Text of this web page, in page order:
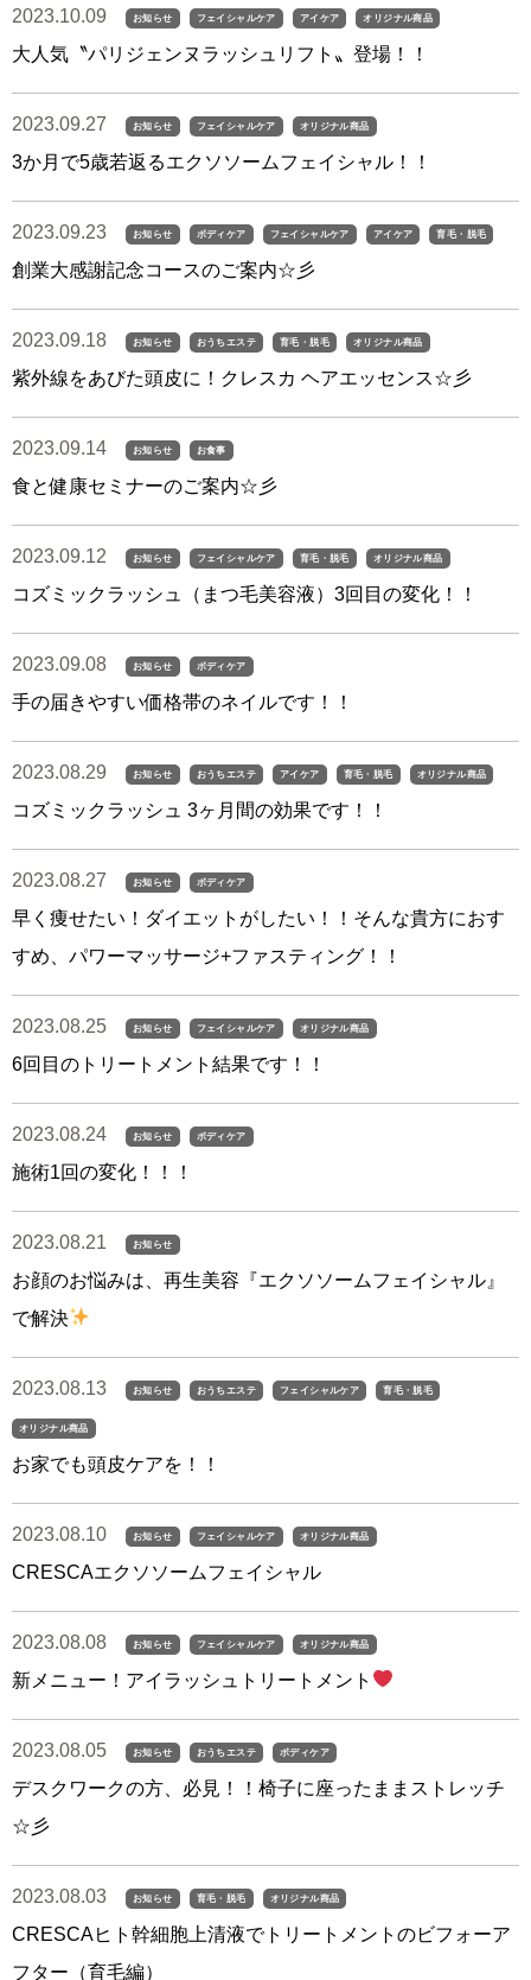
2023.10.09 お知らせ フェイシャルケア アイケア オリジナル商品
大人気〝パリジェンヌラッシュリフト〟登場！！
2023.09.27 お知らせ フェイシャルケア オリジナル商品
3か月で5歳若返るエクソソームフェイシャル！！
2023.09.23 お知らせ ボディケア フェイシャルケア アイケア 育毛・脱毛
創業大感謝記念コースのご案内☆彡
2023.09.18 お知らせ おうちエステ 育毛・脱毛 オリジナル商品
紫外線をあびた頭皮に！クレスカ ヘアエッセンス☆彡
2023.09.14 お知らせ お食事
食と健康セミナーのご案内☆彡
2023.09.12 お知らせ フェイシャルケア 育毛・脱毛 オリジナル商品
コズミックラッシュ（まつ毛美容液）3回目の変化！！
2023.09.08 お知らせ ボディケア
手の届きやすい価格帯のネイルです！！
2023.08.29 お知らせ おうちエステ アイケア 育毛・脱毛 オリジナル商品
コズミックラッシュ 3ヶ月間の効果です！！
2023.08.27 お知らせ ボディケア
早く痩せたい！ダイエットがしたい！！そんな貴方におす
すめ、パワーマッサージ+ファスティング！！
2023.08.25 お知らせ フェイシャルケア オリジナル商品
6回目のトリートメント結果です！！
2023.08.24 お知らせ ボディケア
施術1回の変化！！！
2023.08.21 お知らせ
お顔のお悩みは、再生美容『エクソソームフェイシャル』
で解決
2023.08.13 お知らせ おうちエステ フェイシャルケア 育毛・脱毛
オリジナル商品
お家でも頭皮ケアを！！
2023.08.10 お知らせ フェイシャルケア オリジナル商品
CRESCAエクソソームフェイシャル
2023.08.08 お知らせ フェイシャルケア オリジナル商品
新メニュー！アイラッシュトリートメント
2023.08.05 お知らせ おうちエステ ボディケア
デスクワークの方、必見！！椅子に座ったままストレッチ
☆彡
2023.08.03 お知らせ 育毛・脱毛 オリジナル商品
CRESCAヒト幹細胞上清液でトリートメントのビフォーア
フター（育毛編）